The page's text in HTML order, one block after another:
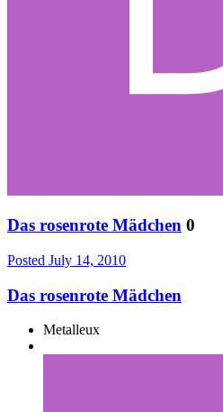
Das rosenrote Mädchen 0
Posted July 14, 2010
Das rosenrote Mädchen
Metalleux